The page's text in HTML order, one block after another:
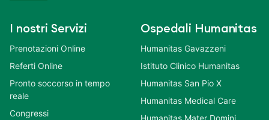
I nostri Servizi
Prenotazioni Online
Referti Online
Pronto soccorso in tempo
reale
Congressi
Ospedali Humanitas
Humanitas Gavazzeni
Istituto Clinico Humanitas
Humanitas San Pio X
Humanitas Medical Care
Humanitas Mater Domini